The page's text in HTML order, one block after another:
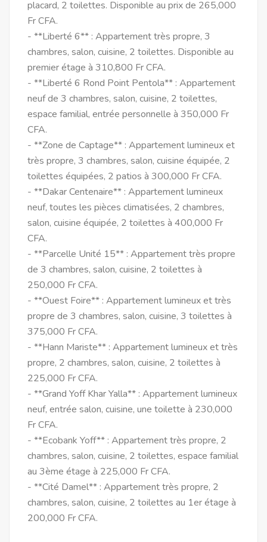
placard, 2 toilettes. Disponible au prix de 265,000
Fr CFA.
- **Liberté 6** : Appartement très propre, 3
chambres, salon, cuisine, 2 toilettes. Disponible au
premier étage à 310,800 Fr CFA.
- **Liberté 6 Rond Point Pentola** : Appartement
neuf de 3 chambres, salon, cuisine, 2 toilettes,
espace familial, entrée personnelle à 350,000 Fr
CFA.
- **Zone de Captage** : Appartement lumineux et
très propre, 3 chambres, salon, cuisine équipée, 2
toilettes équipées, 2 patios à 300,000 Fr CFA.
- **Dakar Centenaire** : Appartement lumineux
neuf, toutes les pièces climatisées, 2 chambres,
salon, cuisine équipée, 2 toilettes à 400,000 Fr
CFA.
- **Parcelle Unité 15** : Appartement très propre
de 3 chambres, salon, cuisine, 2 toilettes à
250,000 Fr CFA.
- **Ouest Foire** : Appartement lumineux et très
propre de 3 chambres, salon, cuisine, 3 toilettes à
375,000 Fr CFA.
- **Hann Mariste** : Appartement lumineux et très
propre, 2 chambres, salon, cuisine, 2 toilettes à
225,000 Fr CFA.
- **Grand Yoff Khar Yalla** : Appartement lumineux
neuf, entrée salon, cuisine, une toilette à 230,000
Fr CFA.
- **Ecobank Yoff** : Appartement très propre, 2
chambres, salon, cuisine, 2 toilettes, espace familial
au 3ème étage à 225,000 Fr CFA.
- **Cité Damel** : Appartement très propre, 2
chambres, salon, cuisine, 2 toilettes au 1er étage à
200,000 Fr CFA.